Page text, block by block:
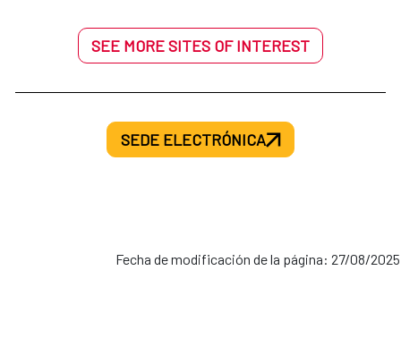
SEE MORE SITES OF INTEREST
SEDE ELECTRÓNICA
Fecha de modificación de la página: 27/08/2025